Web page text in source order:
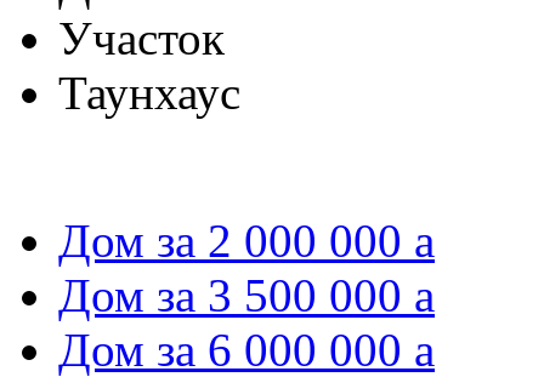
Участок
Таунхаус
Дом за 2 000 000 a
Дом за 3 500 000 a
Дом за 6 000 000 a